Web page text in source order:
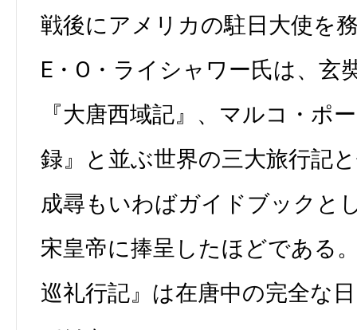
戦後にアメリカの駐日大使を
E・O・ライシャワー氏は、玄
『大唐西域記』、マルコ・ポ
録』と並ぶ世界の三大旅行記
成尋もいわばガイドブックと
宋皇帝に捧呈したほどである
巡礼行記』は在唐中の完全な